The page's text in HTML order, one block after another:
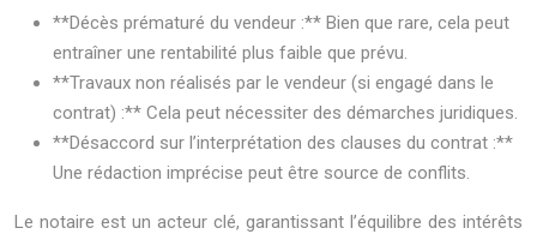
**Décès prématuré du vendeur :** Bien que rare, cela peut
entraîner une rentabilité plus faible que prévu.
**Travaux non réalisés par le vendeur (si engagé dans le
contrat) :** Cela peut nécessiter des démarches juridiques.
**Désaccord sur l’interprétation des clauses du contrat :**
Une rédaction imprécise peut être source de conflits.
Le notaire est un acteur clé, garantissant l’équilibre des intérêts